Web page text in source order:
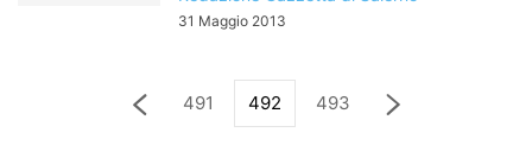
31 Maggio 2013
491 492 493